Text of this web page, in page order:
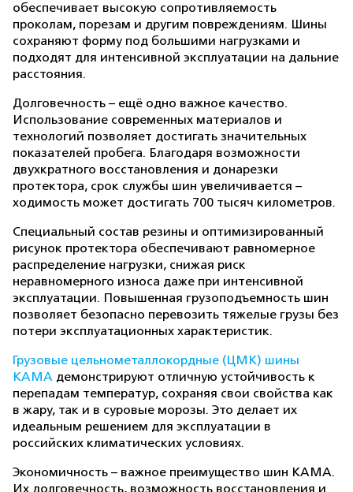
обеспечивает высокую сопротивляемость
проколам, порезам и другим повреждениям. Шины
сохраняют форму под большими нагрузками и
подходят для интенсивной эксплуатации на дальние
расстояния.
Долговечность – ещё одно важное качество.
Использование современных материалов и
технологий позволяет достигать значительных
показателей пробега. Благодаря возможности
двухкратного восстановления и донарезки
протектора, срок службы шин увеличивается –
ходимость может достигать 700 тысяч километров.
Специальный состав резины и оптимизированный
рисунок протектора обеспечивают равномерное
распределение нагрузки, снижая риск
неравномерного износа даже при интенсивной
эксплуатации. Повышенная грузоподъемность шин
позволяет безопасно перевозить тяжелые грузы без
потери эксплуатационных характеристик.
Грузовые цельнометаллокордные (ЦМК) шины
КАМА демонстрируют отличную устойчивость к
перепадам температур, сохраняя свои свойства как
в жару, так и в суровые морозы. Это делает их
идеальным решением для эксплуатации в
российских климатических условиях.
Экономичность – важное преимущество шин КАМА.